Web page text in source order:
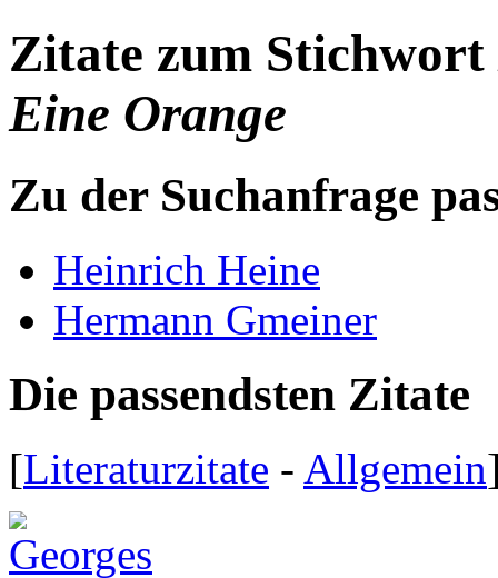
Zitate zum Stichwort
Eine Orange
Zu der Suchanfrage
Heinrich Heine
Hermann Gmeiner
Die passendsten Zitate
[Literaturzitate - Allgemein